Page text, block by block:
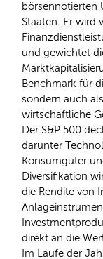
börsennotierten
Staaten. Er wird
und gewichtet
Benchmark für
sondern auch
wirtschaftliche
Der S&P 500
darunter
Konsumgüter
Diversifikation
die Rendite von
direkt an die
Im Laufe der